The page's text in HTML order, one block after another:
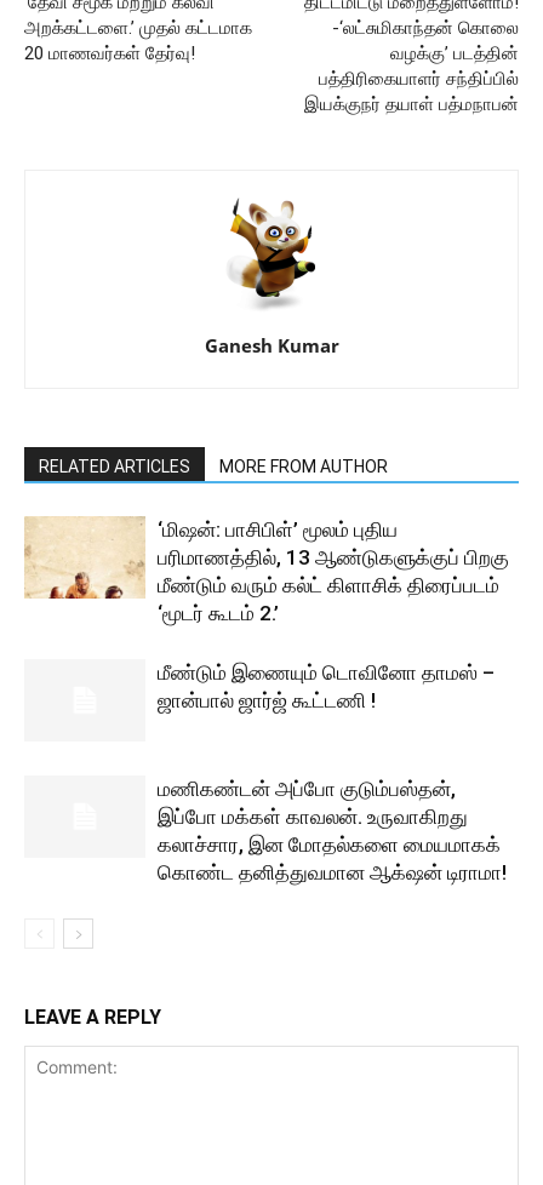
அறக்கட்டளை.’ முதல் கட்டமாக
20 மாணவர்கள் தேர்வு!
-‘லட்சுமிகாந்தன் கொலை
வழக்கு’ படத்தின்
பத்திரிகையாளர் சந்திப்பில்
இயக்குநர் தயாள் பத்மநாபன்
Ganesh Kumar
RELATED ARTICLES MORE FROM AUTHOR
‘மிஷன்: பாசிபிள்’ மூலம் புதிய
பரிமாணத்தில், 13 ஆண்டுகளுக்குப் பிறகு
மீண்டும் வரும் கல்ட் கிளாசிக் திரைப்படம்
‘மூடர் கூடம் 2.’
மீண்டும் இணையும் டொவினோ தாமஸ் –
ஜான்பால் ஜார்ஜ் கூட்டணி !
மணிகண்டன் அப்போ குடும்பஸ்தன்,
இப்போ மக்கள் காவலன். உருவாகிறது
கலாச்சார, இன மோதல்களை மையமாகக்
கொண்ட தனித்துவமான ஆக்‌ஷன் டிராமா!
LEAVE A REPLY